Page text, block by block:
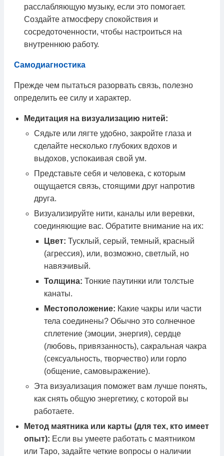
расслабляющую музыку, если это помогает.
Создайте атмосферу спокойствия и
сосредоточенности, чтобы настроиться на
внутреннюю работу.
Самодиагностика
Прежде чем пытаться разорвать связь, полезно
определить ее силу и характер.
Медитация на визуализацию нитей:
Сядьте или лягте удобно, закройте глаза и
сделайте несколько глубоких вдохов и
выдохов, успокаивая свой ум.
Представьте себя и человека, с которым
ощущается связь, стоящими друг напротив
друга.
Визуализируйте нити, каналы или веревки,
соединяющие вас. Обратите внимание на их:
Цвет: Тусклый, серый, темный, красный
(агрессия), или, возможно, светлый, но
навязчивый.
Толщина: Тонкие паутинки или толстые
канаты.
Местоположение: Какие чакры или части
тела соединены? Обычно это солнечное
сплетение (эмоции, энергия), сердце
(любовь, привязанность), сакральная чакра
(сексуальность, творчество) или горло
(общение, самовыражение).
Эта визуализация поможет вам лучше понять,
как снять общую энергетику, с которой вы
работаете.
Метод маятника или карты (для тех, кто имеет
опыт): Если вы умеете работать с маятником
или Таро, задайте четкие вопросы о наличии